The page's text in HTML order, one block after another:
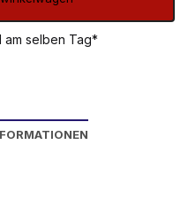
am selben Tag*